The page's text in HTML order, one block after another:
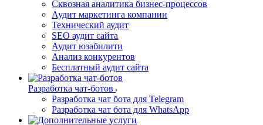
Сквозная аналитика бизнес-процессов
Аудит маркетинга компании
Технический аудит
SEO аудит сайта
Аудит юзабилити
Анализ конкурентов
Бесплатный аудит сайта
Разработка чат-ботов
Разработка чат бота для Telegram
Разработка чат бота для WhatsApp